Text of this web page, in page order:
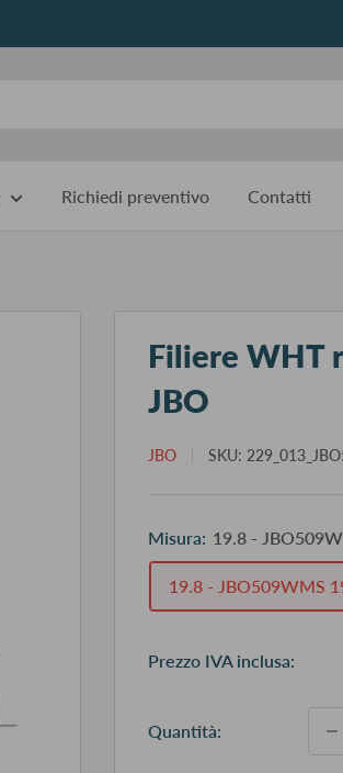
Richiedi preventivo Contatti
Filiere WHT
JBO
JBO SKU:
Misura: 19.8 -
19.8 - JBO509WMS
Prezzo IVA inclusa:
Quantità: